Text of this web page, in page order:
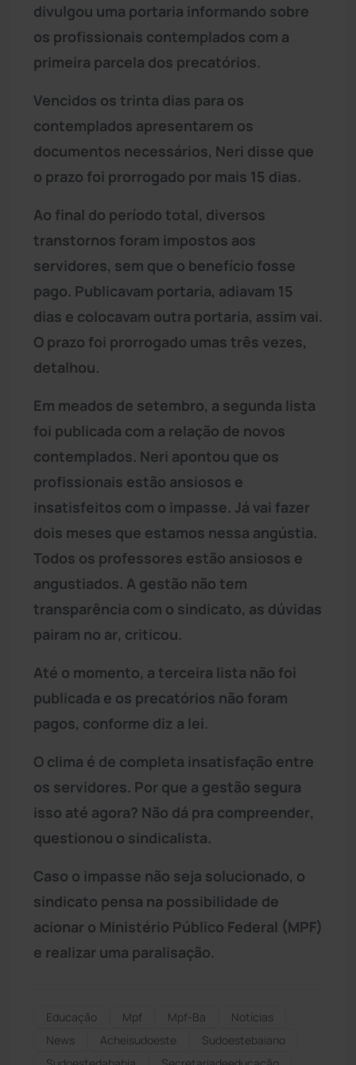
divulgou uma portaria informando sobre
os profissionais contemplados com a
primeira parcela dos precatórios.
Vencidos os trinta dias para os
contemplados apresentarem os
documentos necessários, Neri disse que
o prazo foi prorrogado por mais 15 dias.
Ao final do período total, diversos
transtornos foram impostos aos
servidores, sem que o benefício fosse
pago. Publicavam portaria, adiavam 15
dias e colocavam outra portaria, assim vai.
O prazo foi prorrogado umas três vezes,
detalhou.
Em meados de setembro, a segunda lista
foi publicada com a relação de novos
contemplados. Neri apontou que os
profissionais estão ansiosos e
insatisfeitos com o impasse. Já vai fazer
dois meses que estamos nessa angústia.
Todos os professores estão ansiosos e
angustiados. A gestão não tem
transparência com o sindicato, as dúvidas
pairam no ar, criticou.
Até o momento, a terceira lista não foi
publicada e os precatórios não foram
pagos, conforme diz a lei.
O clima é de completa insatisfação entre
os servidores. Por que a gestão segura
isso até agora? Não dá pra compreender,
questionou o sindicalista.
Caso o impasse não seja solucionado, o
sindicato pensa na possibilidade de
acionar o Ministério Público Federal (MPF)
e realizar uma paralisação.
Educação Mpf Mpf-Ba
Notícias
News
Acheisudoeste
Sudoestebaiano